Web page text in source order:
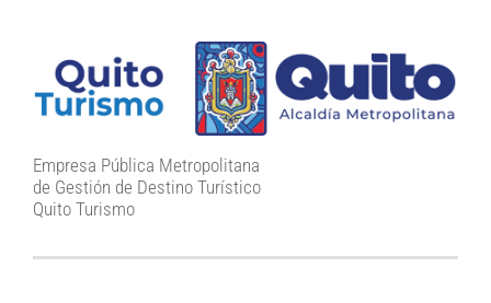
Empresa Pública Metropolitana
de Gestión de Destino Turístico
Quito Turismo